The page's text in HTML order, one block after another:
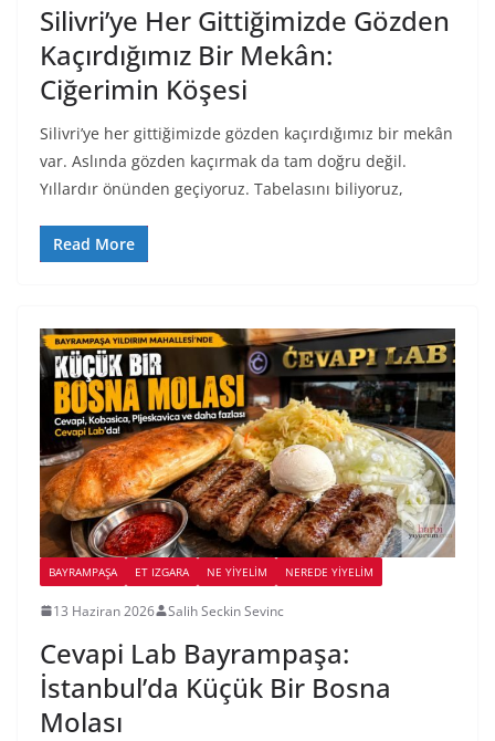
Silivri’ye Her Gittiğimizde Gözden
Kaçırdığımız Bir Mekân:
Ciğerimin Köşesi
Silivri’ye her gittiğimizde gözden kaçırdığımız bir mekân
var. Aslında gözden kaçırmak da tam doğru değil.
Yıllardır önünden geçiyoruz. Tabelasını biliyoruz,
Read More
BAYRAMPAŞA ET IZGARA NE YİYELİM NEREDE YİYELİM
13 Haziran 2026 Salih Seckin Sevinc
Cevapi Lab Bayrampaşa:
İstanbul’da Küçük Bir Bosna
Molası